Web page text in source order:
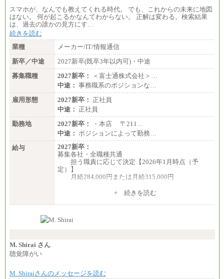
スマホが、なんでも教えてくれる時代。 でも、これからの未来に地図
はない。 何が起こるかなんてわからない。 正解は変わる。検索結果
は、過去の誰かの見方にす…
続きを読む
業種
メーカー/IT/情報通信
新卒／中途
2027新卒(既卒3年以内可)・中途
募集職種
2027新卒：
＜富士通株式会社＞…
中途： 事務職系のポジションな…
雇用形態
2027新卒： 正社員
中途： 正社員
勤務地
2027新卒：
・本店 〒211…
中途： ポジションによって勤務…
給与
2027新卒：
募集各社・全職種共通
担う職責に応じて決定【2026年1月時点（予
定）】
月給284,000円または月給315,000円
※入社後早期から、自律的な業務遂行が求めら
す。
い職責を担う方については、さらに高い金額を個別
※上記に加え、所定労働時間外に勤務をした場
+ 続きを読む
M. Shirai さん
聴覚障がい
M. Shiraiさんのメッセージを読む